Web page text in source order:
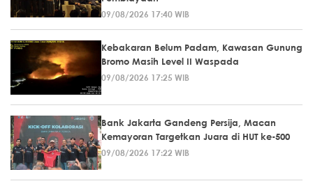
09/08/2026 17:40 WIB
Kebakaran Belum Padam, Kawasan Gunung
Bromo Masih Level II Waspada
09/08/2026 17:25 WIB
Bank Jakarta Gandeng Persija, Macan
Kemayoran Targetkan Juara di HUT ke-500
09/08/2026 17:22 WIB